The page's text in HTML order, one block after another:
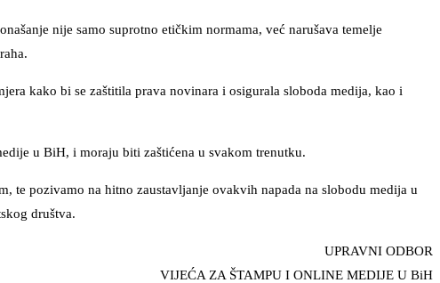
nije samo suprotno etičkim normama, već narušava temelje
kako bi se zaštitila prava novinara i osigurala sloboda medija, kao i
u BiH, i moraju biti zaštićena u svakom trenutku.
te pozivamo na hitno zaustavljanje ovakvih napada na slobodu medija u
društva.
UPRAVNI ODBOR
VIJEĆA ZA ŠTAMPU I ONLINE MEDIJE U BiH